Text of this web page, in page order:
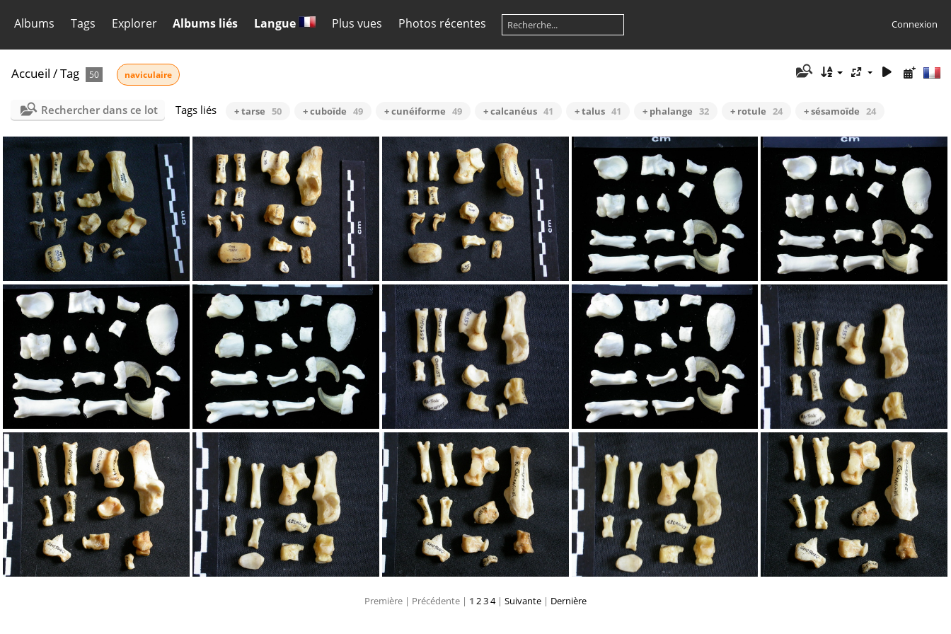
Albums Tags Explorer Albums liés Langue Plus vues Photos récentes Connexion
Accueil /Tag 50 naviculaire
Rechercher dans ce lot Tags liés + tarse 50 + cuboïde 49 + cunéiforme 49 + calcanéus 41 + talus 41 + phalange 32 + rotule 24 + sésamoïde 24
Tarse et phalanges Tarse et phalanges Tarse et phalanges Tarse et phalanges Tarse et phalanges
Tarse et phalanges Tarse et phalanges Tarse et phalanges Tarse et phalanges Tarse et phalanges
Première | Précédente | 1 234 | Suivante | Dernière